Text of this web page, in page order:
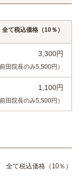
全て税込価格（10％）
3,300円
前田院長のみ5,500円）
1,100円
前田院長のみ5,500円）
全て税込価格（10％）